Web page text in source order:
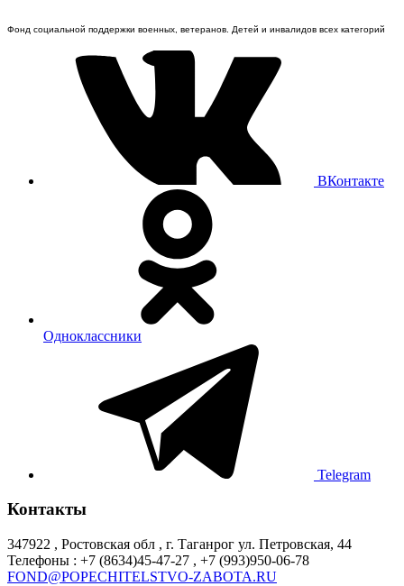
Фонд социальной поддержки военных, ветеранов. Детей и инвалидов всех категорий
ВКонтакте
Одноклассники
Telegram
Контакты
347922 , Ростовская обл , г. Таганрог ул. Петровская, 44
Телефоны : +7 (8634)45-47-27 , +7 (993)950-06-78
FOND@POPECHITELSTVO-ZABOTA.RU